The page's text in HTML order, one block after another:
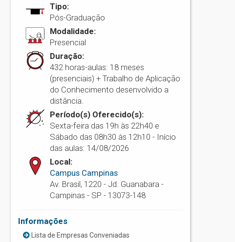
Tipo:
Pós-Graduação
Modalidade:
Presencial
Duração:
432 horas-aulas: 18 meses
(presenciais) + Trabalho de Aplicação
do Conhecimento desenvolvido a
distância.
Período(s) Oferecido(s):
Sexta-feira das 19h às 22h40 e
Sábado das 08h30 às 12h10 - Início
das aulas: 14/08/2026
Local:
Campus Campinas
Av. Brasil, 1220 - Jd. Guanabara -
Campinas - SP - 13073-148
Informações
Lista de Empresas Conveniadas